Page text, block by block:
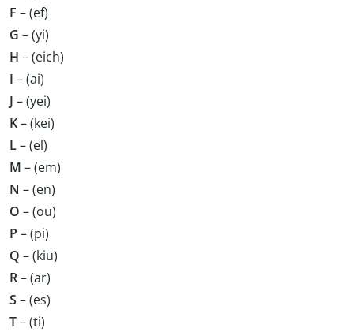
F – (ef)
G – (yi)
H – (eich)
I – (ai)
J – (yei)
K– (kei)
L– (el)
M – (em)
N – (en)
O – (ou)
P – (pi)
Q – (kiu)
R– (ar)
S – (es)
T– (ti)